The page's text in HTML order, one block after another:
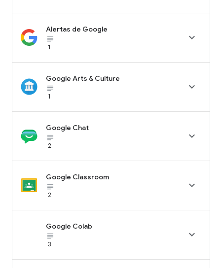
Alertas de Google
subject_black
1

Google Arts & Culture
subject_black
1

Google Chat
subject_black
2

Google Classroom
subject_black
2

Google Colab
subject_black
3
